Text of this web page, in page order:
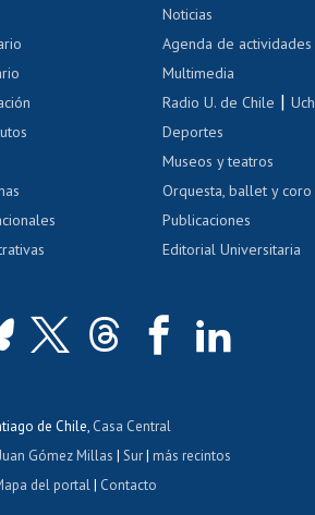
docente
académica
al AUCAI
Certificado de renta
Certificado de renta
Acoso laboral,
Noticias
Agenda de actividades
Multimedia
Radio U. de Chile |
Deportes
Museos y teatros
Orquesta, ballet y coro
Publicaciones
Editorial Universitaria
de Chile, Casa Central
Gómez Millas | Sur| más recintos
del portal| Contacto